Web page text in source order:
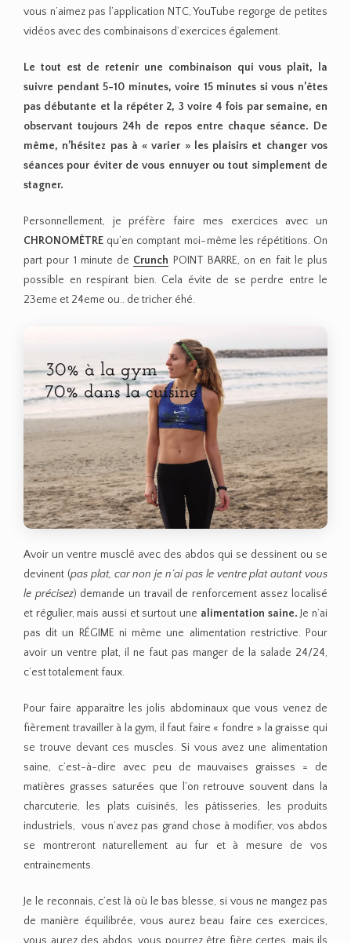
vous n’aimez pas l’application NTC, YouTube regorge de petites
vidéos avec des combinaisons d’exercices également.
Le tout est de retenir une combinaison qui vous plaît, la
suivre pendant 5-10 minutes, voire 15 minutes si vous n’êtes
pas débutante et la répéter 2, 3 voire 4 fois par semaine, en
observant toujours 24h de repos entre chaque séance. De
même, n’hésitez pas à « varier » les plaisirs et changer vos
séances pour éviter de vous ennuyer ou tout simplement de
stagner.
Personnellement, je préfère faire mes exercices avec un
CHRONOMÈTRE qu’en comptant moi-même les répétitions. On
part pour 1 minute de Crunch POINT BARRE, on en fait le plus
possible en respirant bien. Cela évite de se perdre entre le
23eme et 24eme ou.. de tricher éhé.
Avoir un ventre musclé avec des abdos qui se dessinent ou se
devinent (pas plat, car non je n’ai pas le ventre plat autant vous
le précisez) demande un travail de renforcement assez localisé
et régulier, mais aussi et surtout une alimentation saine. Je n’ai
pas dit un RÉGIME ni même une alimentation restrictive. Pour
avoir un ventre plat, il ne faut pas manger de la salade 24/24,
c’est totalement faux.
Pour faire apparaître les jolis abdominaux que vous venez de
fièrement travailler à la gym, il faut faire « fondre » la graisse qui
se trouve devant ces muscles. Si vous avez une alimentation
saine, c’est-à-dire avec peu de mauvaises graisses = de
matières grasses saturées que l’on retrouve souvent dans la
charcuterie, les plats cuisinés, les pâtisseries, les produits
industriels, vous n’avez pas grand chose à modifier, vos abdos
se montreront naturellement au fur et à mesure de vos
entrainements.
Je le reconnais, c’est là où le bas blesse, si vous ne mangez pas
de manière équilibrée, vous aurez beau faire ces exercices,
vous aurez des abdos, vous pourrez être fière certes, mais ils